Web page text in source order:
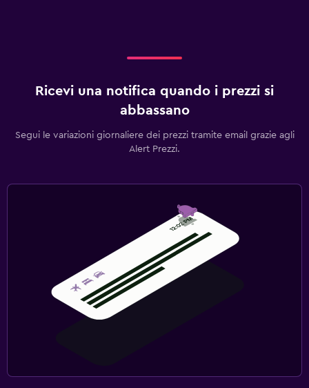
Ricevi una notifica quando i prezzi si
abbassano
Segui le variazioni giornaliere dei prezzi tramite email grazie agli
Alert Prezzi.